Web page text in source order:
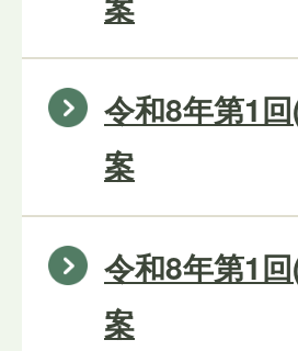
令和8年第1
案
令和8年第1
案